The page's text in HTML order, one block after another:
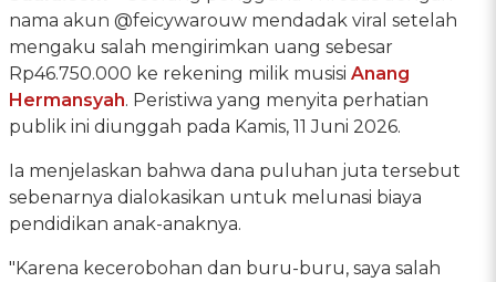
nama akun @feicywarouw mendadak viral setelah
mengaku salah mengirimkan uang sebesar
Rp46.750.000 ke rekening milik musisi Anang
Hermansyah. Peristiwa yang menyita perhatian
publik ini diunggah pada Kamis, 11 Juni 2026.
Ia menjelaskan bahwa dana puluhan juta tersebut
sebenarnya dialokasikan untuk melunasi biaya
pendidikan anak-anaknya.
"Karena kecerobohan dan buru-buru, saya salah